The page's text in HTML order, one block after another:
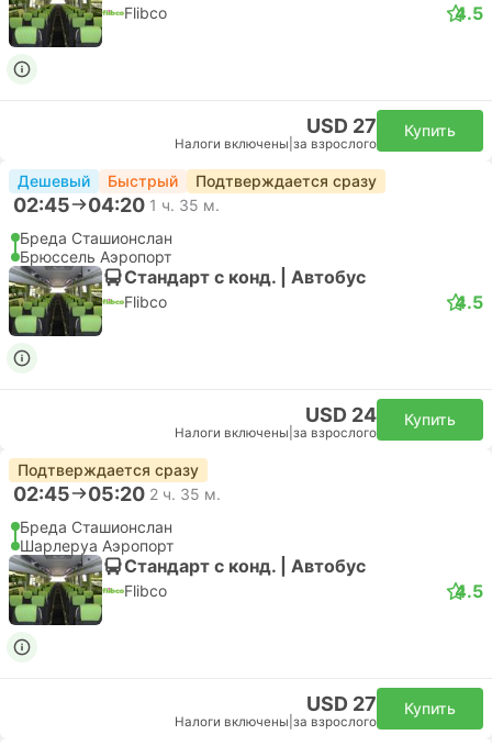
Flibco 4.5
USD 27
Налоги включены за взрослого
Купить
Дешевый Быстрый Подтверждается сразу
02:45 04:20 1 ч. 35 м.
Бреда Сташионслан
Брюссель Аэропорт
Стандарт с конд. | Автобус
Flibco 4.5
USD 24
Налоги включены за взрослого
Купить
Подтверждается сразу
02:45 05:20 2 ч. 35 м.
Бреда Сташионслан
Шарлеруа Аэропорт
Стандарт с конд. | Автобус
Flibco 4.5
USD 27
Налоги включены за взрослого
Купить